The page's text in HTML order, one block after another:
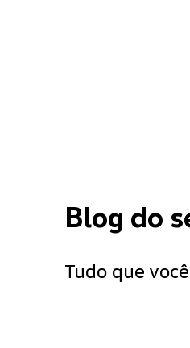
Blog do
Tudo que